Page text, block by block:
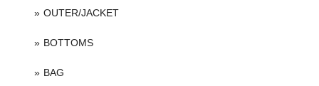
OUTER/JACKET
BOTTOMS
BAG